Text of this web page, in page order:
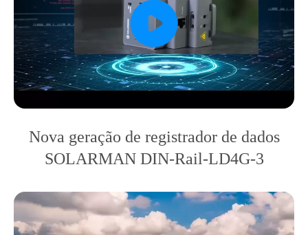
Nova geração de registrador de dados
SOLARMAN DIN-Rail-LD4G-3